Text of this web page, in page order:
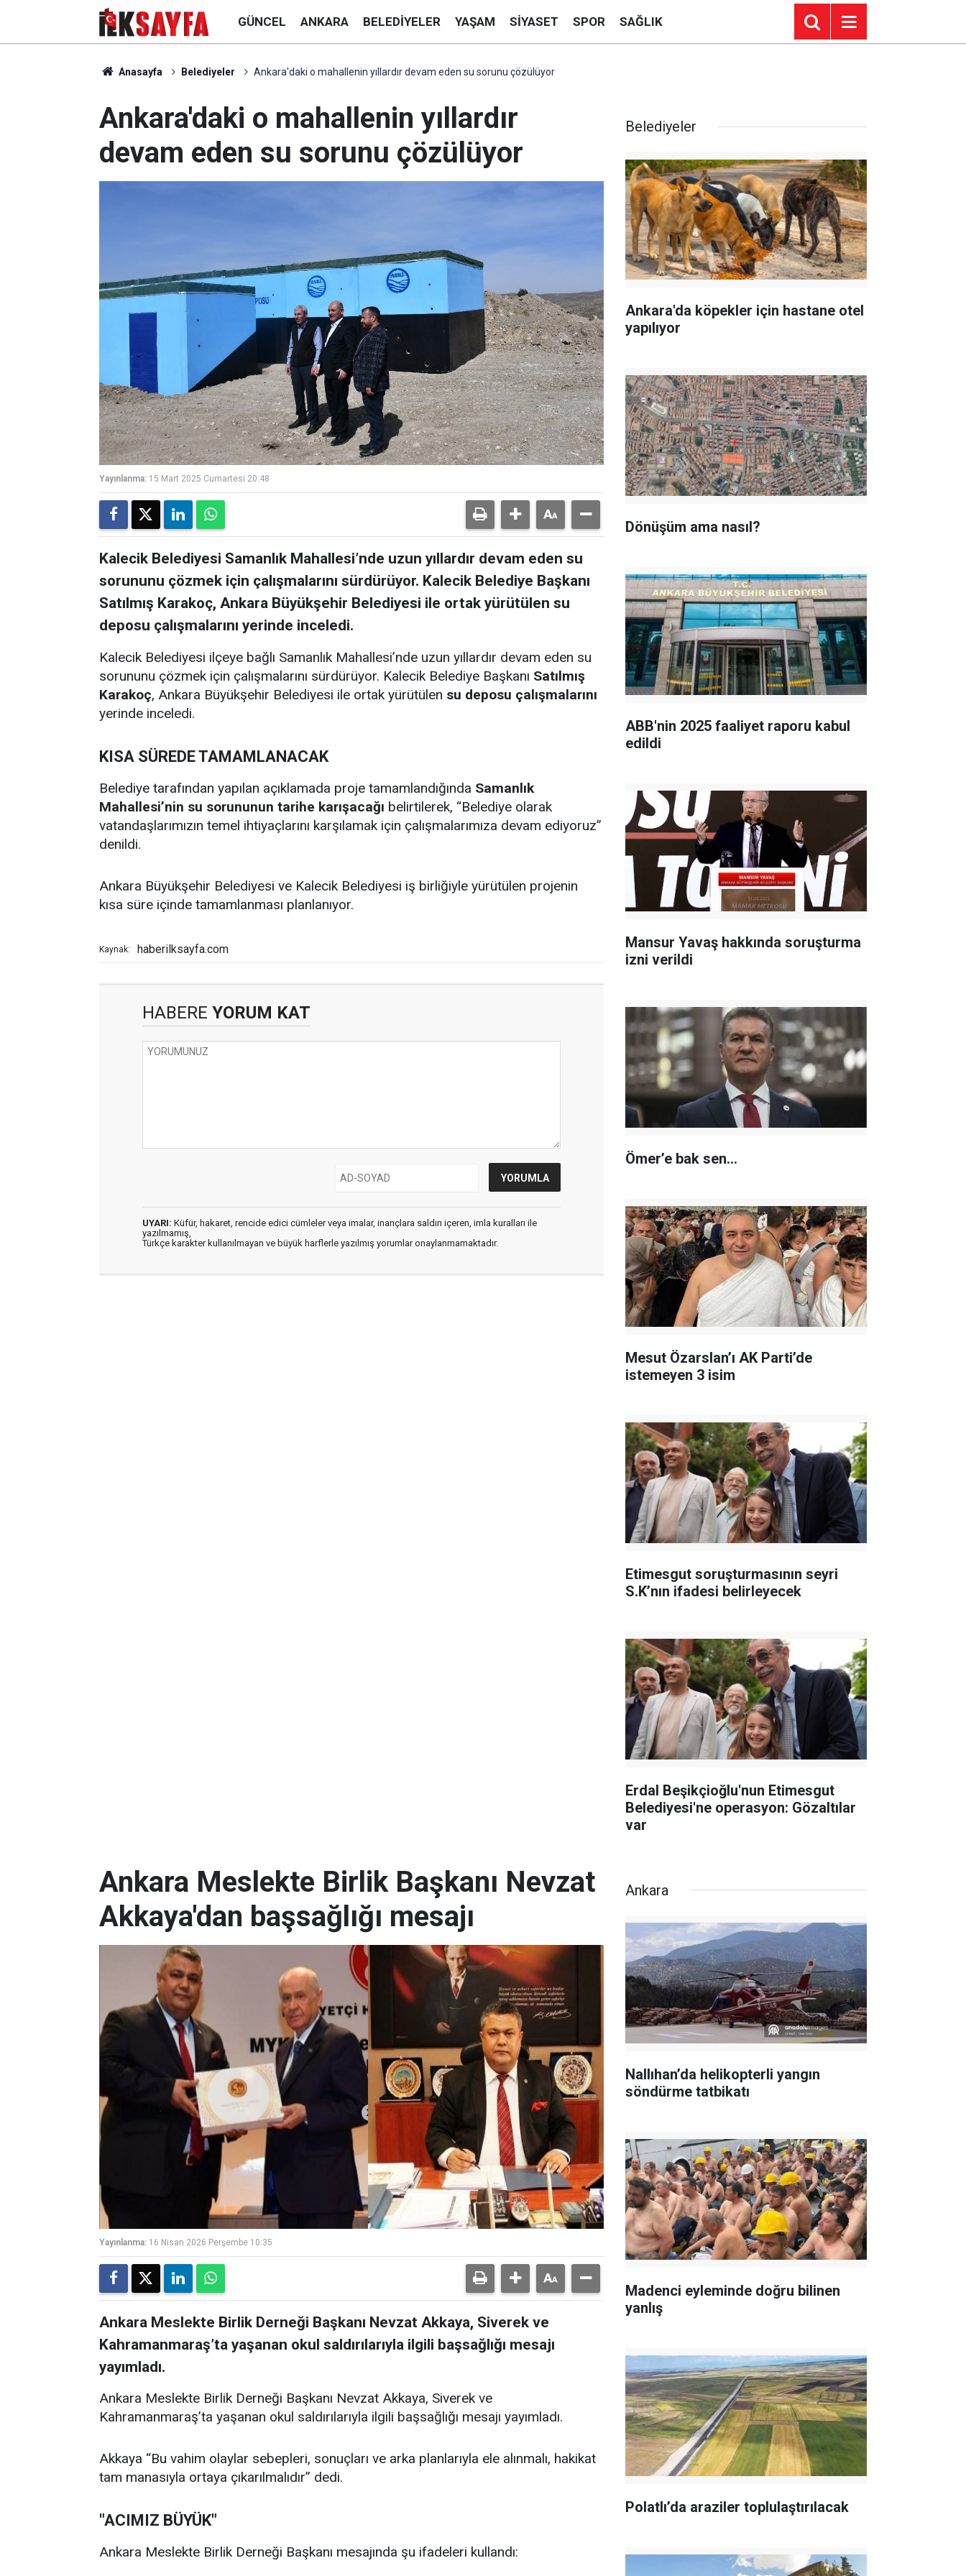
GÜNCEL ANKARA BELEDIYELER YAŞAM SIYASET SPOR SAĞLIK
Anasayfa Belediyeler Ankara'daki o mahallenin yıllardır devam eden su sorunu çözülüyor
Ankara'daki o mahallenin yıllardır
devam eden su sorunu çözülüyor
Yayınlanma: 15 Mart 2025 Cumartesi 20:48
Kalecik Belediyesi Samanlık Mahallesi’nde uzun yıllardır devam eden su
sorununu çözmek için çalışmalarını sürdürüyor. Kalecik Belediye Başkanı
Satılmış Karakoç, Ankara Büyükşehir Belediyesi ile ortak yürütülen su
deposu çalışmalarını yerinde inceledi.
Kalecik Belediyesi ilçeye bağlı Samanlık Mahallesi’nde uzun yıllardır devam eden su
sorununu çözmek için çalışmalarını sürdürüyor. Kalecik Belediye Başkanı Satılmış
Karakoç, Ankara Büyükşehir Belediyesi ile ortak yürütülen su deposu çalışmalarını
yerinde inceledi.
KISA SÜREDE TAMAMLANACAK
Belediye tarafından yapılan açıklamada proje tamamlandığında Samanlık
Mahallesi’nin su sorununun tarihe karışacağı belirtilerek, “Belediye olarak
vatandaşlarımızın temel ihtiyaçlarını karşılamak için çalışmalarımıza devam ediyoruz”
denildi.
Ankara Büyükşehir Belediyesi ve Kalecik Belediyesi iş birliğiyle yürütülen projenin
kısa süre içinde tamamlanması planlanıyor.
Kaynak: haberilksayfa.com
HABERE YORUM KAT
UYARI: Küfür, hakaret, rencide edici cümleler veya imalar, inançlara saldırı içeren, imla kuralları ile
yazılmamış,
Türkçe karakter kullanılmayan ve büyük harflerle yazılmış yorumlar onaylanmamaktadır.
Belediyeler
Ankara'da köpekler için hastane otel
yapılıyor
Dönüşüm ama nasıl?
ABB'nin 2025 faaliyet raporu kabul
edildi
Mansur Yavaş hakkında soruşturma
izni verildi
Ömer’e bak sen…
Mesut Özarslan’ı AK Parti’de
istemeyen 3 isim
Etimesgut soruşturmasının seyri
S.K’nın ifadesi belirleyecek
Erdal Beşikçioğlu'nun Etimesgut
Belediyesi'ne operasyon: Gözaltılar
var
Ankara Meslekte Birlik Başkanı Nevzat
Akkaya'dan başsağlığı mesajı
Yayınlanma: 16 Nisan 2026 Perşembe 10:35
Ankara Meslekte Birlik Derneği Başkanı Nevzat Akkaya, Siverek ve
Kahramanmaraş’ta yaşanan okul saldırılarıyla ilgili başsağlığı mesajı
yayımladı.
Ankara Meslekte Birlik Derneği Başkanı Nevzat Akkaya, Siverek ve
Kahramanmaraş’ta yaşanan okul saldırılarıyla ilgili başsağlığı mesajı yayımladı.
Akkaya “Bu vahim olaylar sebepleri, sonuçları ve arka planlarıyla ele alınmalı, hakikat
tam manasıyla ortaya çıkarılmalıdır” dedi.
"ACIMIZ BÜYÜK"
Ankara Meslekte Birlik Derneği Başkanı mesajında şu ifadeleri kullandı:
Ankara
Nallıhan’da helikopterli yangın
söndürme tatbikatı
Madenci eyleminde doğru bilinen
yanlış
Polatlı’da araziler toplulaştırılacak